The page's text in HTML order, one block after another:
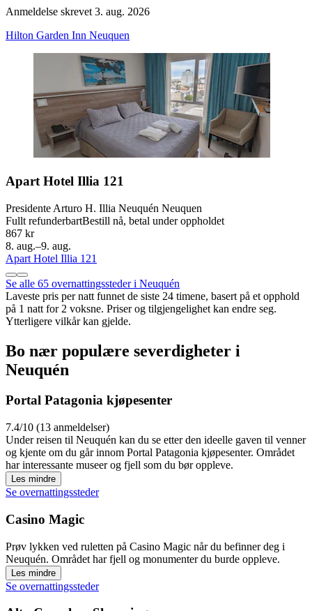
Anmeldelse skrevet 3. aug. 2026
Hilton Garden Inn Neuquen
Apart Hotel Illia 121
Presidente Arturo H. Illia Neuquén Neuquen
Fullt refunderbartBestill nå, betal under oppholdet
867 kr
8. aug.–9. aug.
Apart Hotel Illia 121
Se alle 65 overnattingssteder i Neuquén
Laveste pris per natt funnet de siste 24 timene, basert på et opphold
på 1 natt for 2 voksne. Priser og tilgjengelighet kan endre seg.
Ytterligere vilkår kan gjelde.
Bo nær populære severdigheter i
Neuquén
Portal Patagonia kjøpesenter
7.4/10 (13 anmeldelser)
Under reisen til Neuquén kan du se etter den ideelle gaven til venner
og kjente om du går innom Portal Patagonia kjøpesenter. Området
har interessante museer og fjell som du bør oppleve.
Les mindre
Se overnattingssteder
Casino Magic
Prøv lykken ved ruletten på Casino Magic når du befinner deg i
Neuquén. Området har fjell og monumenter du burde oppleve.
Les mindre
Se overnattingssteder